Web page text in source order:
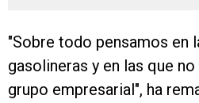
"Sobre todo pensamos en
gasolineras y en las que
grupo empresarial", ha